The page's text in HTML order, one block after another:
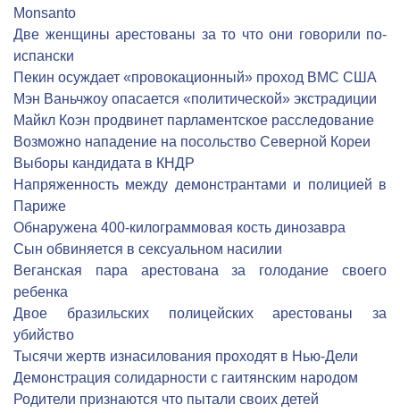
Monsanto
Две женщины арестованы за то что они говорили по-
испански
Пекин осуждает «провокационный» проход ВМС США
Мэн Ваньчжоу опасается «политической» экстрадиции
Майкл Коэн продвинет парламентское расследование
Возможно нападение на посольство Северной Кореи
Выборы кандидата в КНДР
Напряженность между демонстрантами и полицией в
Париже
Обнаружена 400-килограммовая кость динозавра
Сын обвиняется в сексуальном насилии
Веганская пара арестована за голодание своего
ребенка
Двое бразильских полицейских арестованы за
убийство
Тысячи жертв изнасилования проходят в Нью-Дели
Демонстрация солидарности с гаитянским народом
Родители признаются что пытали своих детей